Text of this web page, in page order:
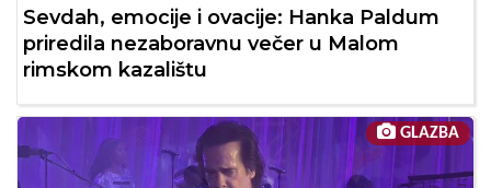
Sevdah, emocije i ovacije: Hanka Paldum
priredila nezaboravnu večer u Malom
rimskom kazalištu
GLAZBA